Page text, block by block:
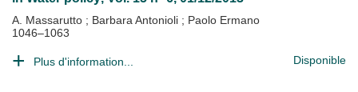
A. Massarutto ; Barbara Antonioli ; Paolo Ermano
1046–1063
Plus d'information... Disponible